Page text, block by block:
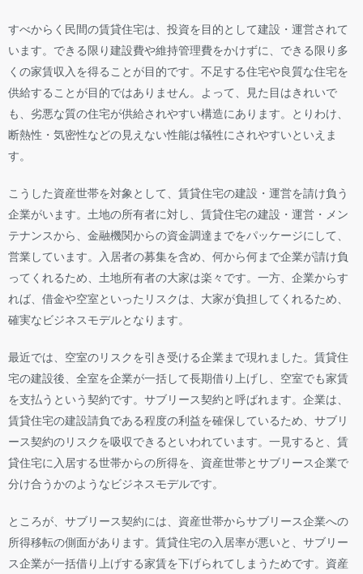
すべからく民間の賃貸住宅は、投資を目的として建設・運営されて
います。できる限り建設費や維持管理費をかけずに、できる限り多
くの家賃収入を得ることが目的です。不足する住宅や良質な住宅を
供給することが目的ではありません。よって、見た目はきれいで
も、劣悪な質の住宅が供給されやすい構造にあります。とりわけ、
断熱性・気密性などの見えない性能は犠牲にされやすいといえま
す。
こうした資産世帯を対象として、賃貸住宅の建設・運営を請け負う
企業がいます。土地の所有者に対し、賃貸住宅の建設・運営・メン
テナンスから、金融機関からの資金調達までをパッケージにして、
営業しています。入居者の募集を含め、何から何まで企業が請け負
ってくれるため、土地所有者の大家は楽々です。一方、企業からす
れば、借金や空室といったリスクは、大家が負担してくれるため、
確実なビジネスモデルとなります。
最近では、空室のリスクを引き受ける企業まで現れました。賃貸住
宅の建設後、全室を企業が一括して長期借り上げし、空室でも家賃
を支払うという契約です。サブリース契約と呼ばれます。企業は、
賃貸住宅の建設請負である程度の利益を確保しているため、サブリ
ース契約のリスクを吸収できるといわれています。一見すると、賃
貸住宅に入居する世帯からの所得を、資産世帯とサブリース企業で
分け合うかのようなビジネスモデルです。
ところが、サブリース契約には、資産世帯からサブリース企業への
所得移転の側面があります。賃貸住宅の入居率が悪いと、サブリー
ス企業が一括借り上げする家賃を下げられてしまうためです。資産